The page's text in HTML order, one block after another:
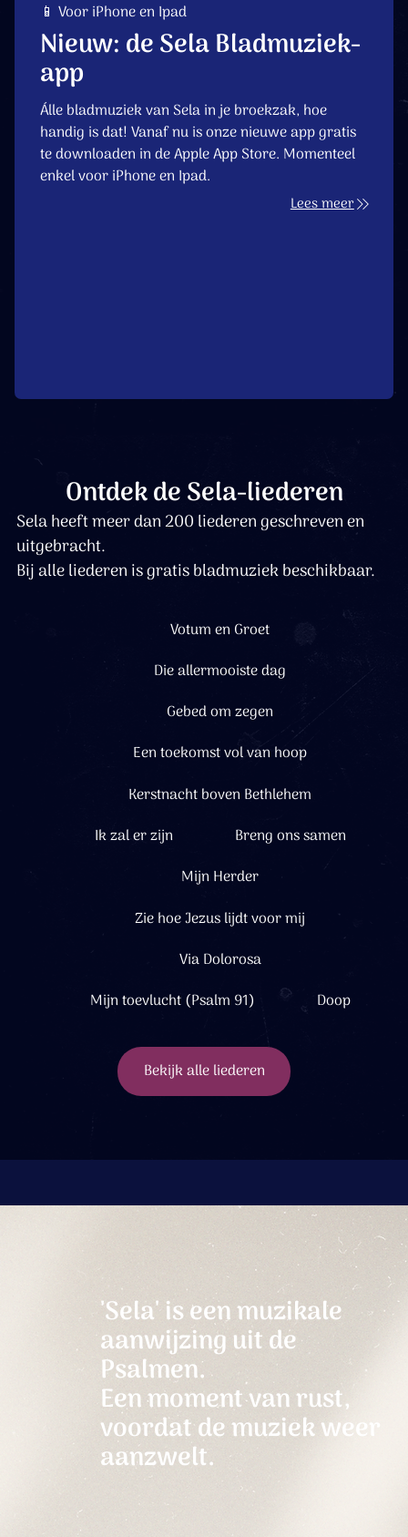
📱 Voor iPhone en Ipad
Nieuw: de Sela Bladmuziek-
app
Álle bladmuziek van Sela in je broekzak, hoe
handig is dat! Vanaf nu is onze nieuwe app gratis
te downloaden in de Apple App Store. Momenteel
enkel voor iPhone en Ipad.
Lees meer
Ontdek de Sela-liederen
Sela heeft meer dan 200 liederen geschreven en
uitgebracht.
Bij alle liederen is gratis bladmuziek beschikbaar.
Votum en Groet
Die allermooiste dag
Gebed om zegen
Een toekomst vol van hoop
Kerstnacht boven Bethlehem
Ik zal er zijn
Breng ons samen
Mijn Herder
Zie hoe Jezus lijdt voor mij
Via Dolorosa
Mijn toevlucht (Psalm 91)
Doop
Bekijk alle liederen
'Sela' is een muzikale
aanwijzing uit de
Psalmen.
Een moment van rust,
voordat de muziek weer
aanzwelt.